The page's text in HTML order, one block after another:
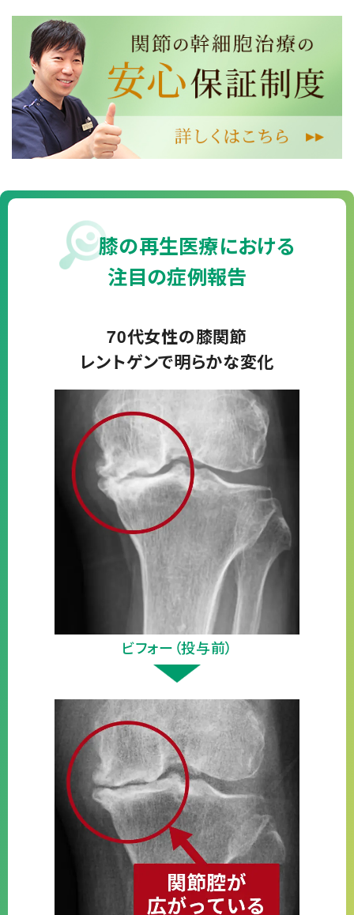
膝の再生医療における
注目の症例報告
70代女性の膝関節
レントゲンで明らかな変化
ビフォー（投与前）